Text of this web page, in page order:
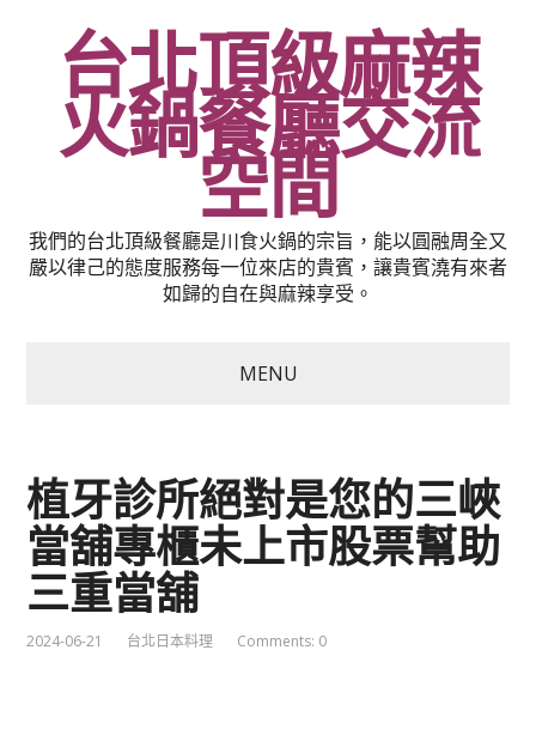
台北頂級麻辣
火鍋餐廳交流
空間
我們的台北頂級餐廳是川食火鍋的宗旨，能以圓融周全又
嚴以律己的態度服務每一位來店的貴賓，讓貴賓澆有來者
如歸的自在與麻辣享受。
MENU
植牙診所絕對是您的三峽
當舖專櫃未上市股票幫助
三重當舖
2024-06-21 台北日本料理 Comments: 0